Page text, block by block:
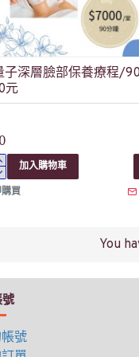
子深層臉部保養療程/
元
加入購物車
買
You
號